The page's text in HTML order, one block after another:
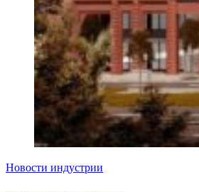
Новости индустрии